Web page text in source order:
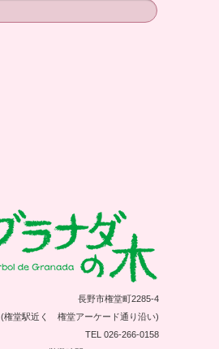
長野市権堂町2285-4
(権堂駅近く 権堂アーケード通り沿い)
TEL 026-266-0158